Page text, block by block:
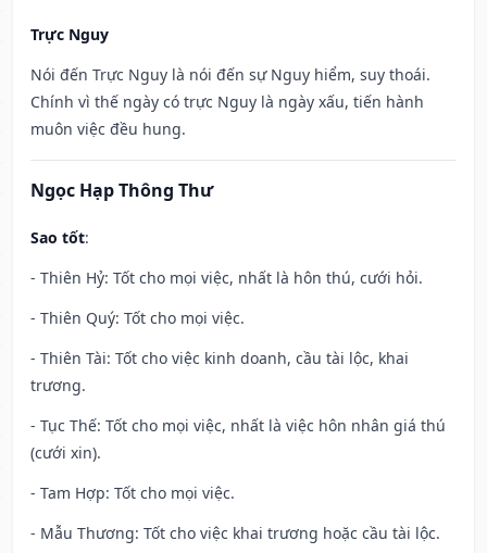
Trực Nguy
Nói đến Trực Nguy là nói đến sự Nguy hiểm, suy thoái.
Chính vì thế ngày có trực Nguy là ngày xấu, tiến hành
muôn việc đều hung.
Ngọc Hạp Thông Thư
Sao tốt:
- Thiên Hỷ: Tốt cho mọi việc, nhất là hôn thú, cưới hỏi.
- Thiên Quý: Tốt cho mọi việc.
- Thiên Tài: Tốt cho việc kinh doanh, cầu tài lộc, khai
trương.
- Tục Thế: Tốt cho mọi việc, nhất là việc hôn nhân giá thú
(cưới xin).
- Tam Hợp: Tốt cho mọi việc.
- Mẫu Thương: Tốt cho việc khai trương hoặc cầu tài lộc.